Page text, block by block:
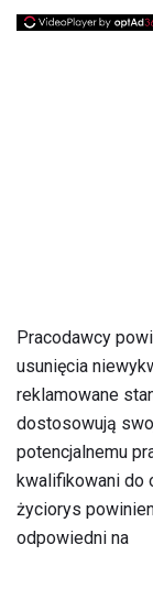
Pracodawcy
usunięcia
reklamowane
dostosowują
potencjalnemu
kwalifikowani do
życiorys
odpowiedni na